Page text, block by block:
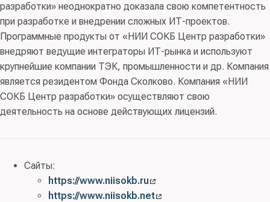
разработки» неоднократно доказала свою компетентность
при разработке и внедрении сложных ИТ-проектов.
Программные продукты от «НИИ СОКБ Центр разработки»
внедряют ведущие интеграторы ИТ-рынка и используют
крупнейшие компании ТЭК, промышленности и др. Компания
является резидентом Фонда Сколково. Компания «НИИ
СОКБ Центр разработки» осуществляют свою
деятельность на основе действующих лицензий.
Сайты:
https://www.niisokb.ru
https://www.niisokb.net